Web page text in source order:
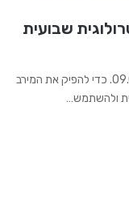
שבועית
הורוסקופ שבועי דלי מעודכן ל – 09.08.26-15.08.26. כדי להפיק את המירב
ולהשתמש…